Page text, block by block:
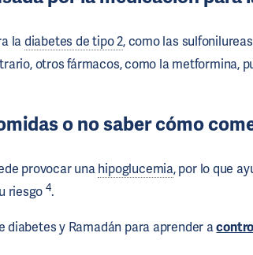
ladiabetes de tipo 2, como las
otros fármacos, como la metformina,
o no saber cómo
provocar unahipoglucemia, por lo que
riesgo4.
diabetes y Ramadán para aprender a